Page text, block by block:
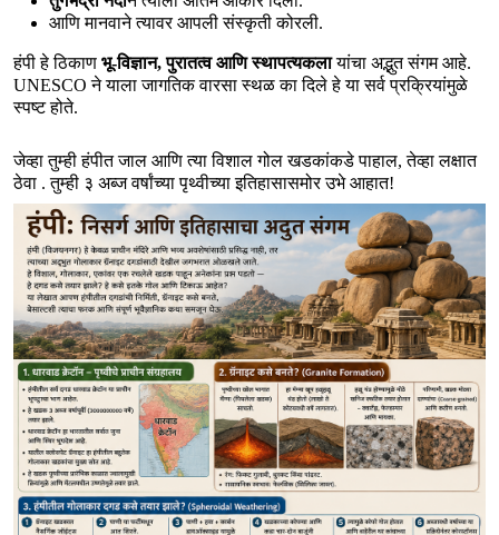
आणि मानवाने त्यावर आपली संस्कृती कोरली.
हंपी हे ठिकाण भू-विज्ञान, पुरातत्व आणि स्थापत्यकला यांचा अद्भुत संगम आहे.
UNESCO ने याला जागतिक वारसा स्थळ का दिले हे या सर्व प्रक्रियांमुळे
स्पष्ट होते.
जेव्हा तुम्ही हंपीत जाल आणि त्या विशाल गोल खडकांकडे पाहाल, तेव्हा लक्षात
ठेवा . तुम्ही ३ अब्ज वर्षांच्या पृथ्वीच्या इतिहासासमोर उभे आहात!